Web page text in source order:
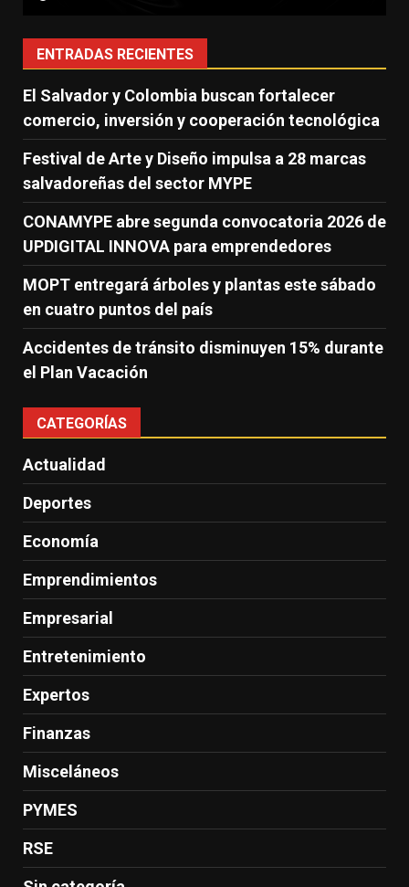
ENTRADAS RECIENTES
El Salvador y Colombia buscan fortalecer
comercio, inversión y cooperación tecnológica
Festival de Arte y Diseño impulsa a 28 marcas
salvadoreñas del sector MYPE
CONAMYPE abre segunda convocatoria 2026 de
UPDIGITAL INNOVA para emprendedores
MOPT entregará árboles y plantas este sábado
en cuatro puntos del país
Accidentes de tránsito disminuyen 15% durante
el Plan Vacación
CATEGORÍAS
Actualidad
Deportes
Economía
Emprendimientos
Empresarial
Entretenimiento
Expertos
Finanzas
Misceláneos
PYMES
RSE